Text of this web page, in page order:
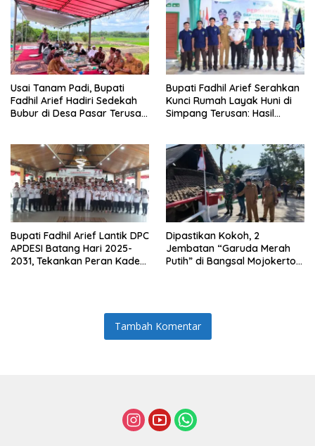
Usai Tanam Padi, Bupati
Fadhil Arief Hadiri Sedekah
Bubur di Desa Pasar Terusan:
Bupati Fadhil Arief Serahkan
Kunci Rumah Layak Huni di
Simpang Terusan: Hasil
Bupati Fadhil Arief Lantik DPC
APDESI Batang Hari 2025-
2031, Tekankan Peran Kades
Dipastikan Kokoh, 2
Jembatan “Garuda Merah
Putih” di Bangsal Mojokerto
Tambah Komentar